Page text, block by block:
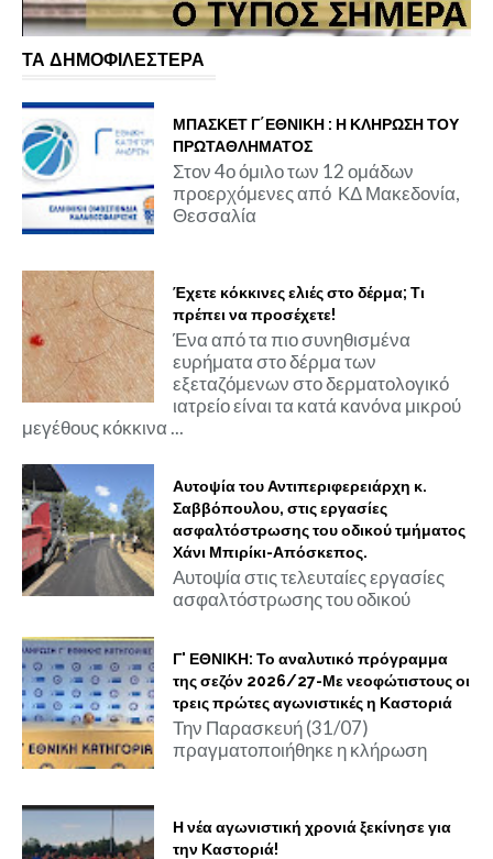
ΤΑ ΔΗΜΟΦΙΛΕΣΤΕΡΑ
ΜΠΑΣΚΕΤ Γ΄ΕΘΝΙΚΗ : Η ΚΛΗΡΩΣΗ ΤΟΥ
ΠΡΩΤΑΘΛΗΜΑΤΟΣ
Στον 4ο όμιλο των 12 ομάδων
προερχόμενες από ΚΔ Μακεδονία,
Θεσσαλία
Έχετε κόκκινες ελιές στο δέρμα; Τι
πρέπει να προσέχετε!
Ένα από τα πιο συνηθισμένα
ευρήματα στο δέρμα των
εξεταζόμενων στο δερματολογικό
ιατρείο είναι τα κατά κανόνα μικρού
μεγέθους κόκκινα ...
Αυτοψία του Αντιπεριφερειάρχη κ.
Σαββόπουλου, στις εργασίες
ασφαλτόστρωσης του οδικού τμήματος
Χάνι Μπιρίκι-Απόσκεπος.
Αυτοψία στις τελευταίες εργασίες
ασφαλτόστρωσης του οδικού
Γ' ΕΘΝΙΚΗ: Το αναλυτικό πρόγραμμα
της σεζόν 2026/27-Με νεοφώτιστους οι
τρεις πρώτες αγωνιστικές η Καστοριά
Την Παρασκευή (31/07)
πραγματοποιήθηκε η κλήρωση
Η νέα αγωνιστική χρονιά ξεκίνησε για
την Καστοριά!